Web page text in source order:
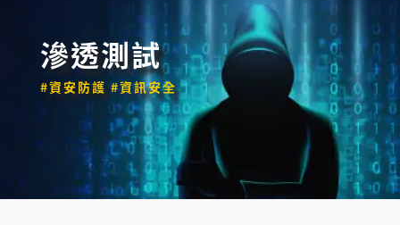
滲透測試
#資安防護 #資訊安全